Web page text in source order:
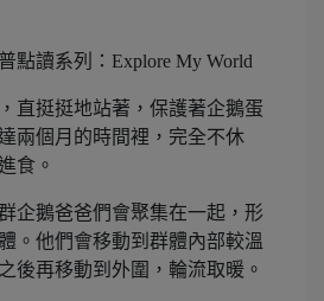
直挺挺地站著，保護著企鵝蛋
兩個月的時間裡，完全不休
食。
企鵝爸爸們會聚集在一起，形
。他們會移動到群體內部較溫
後再移動到外圍，輪流取暖。